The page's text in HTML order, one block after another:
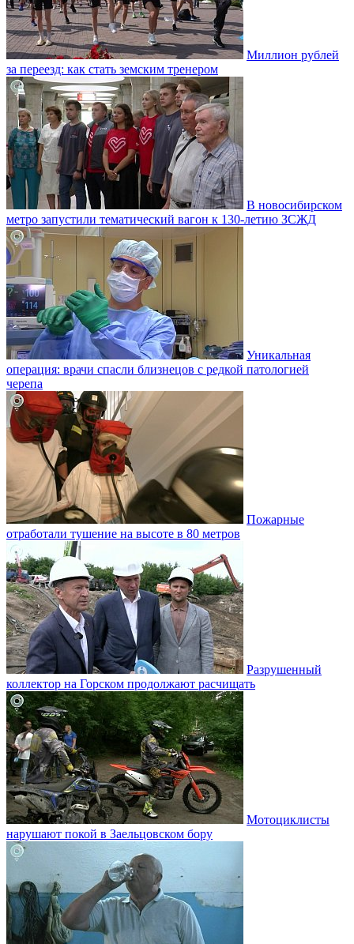
Миллион рублей
за переезд: как стать земским тренером
В новосибирском
метро запустили тематический вагон к 130-летию ЗСЖД
Уникальная
операция: врачи спасли близнецов с редкой патологией
черепа
Пожарные
отработали тушение на высоте в 80 метров
Разрушенный
коллектор на Горском продолжают расчищать
Мотоциклисты
нарушают покой в Заельцовском бору